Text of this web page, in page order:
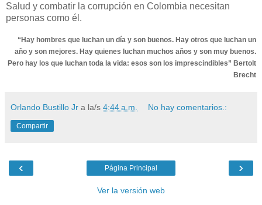
Salud y combatir la corrupción en Colombia necesitan
personas como él.
“Hay hombres que luchan un día y son buenos. Hay otros que luchan un
año y son mejores. Hay quienes luchan muchos años y son muy buenos.
Pero hay los que luchan toda la vida: esos son los imprescindibles” Bertolt
Brecht
Orlando Bustillo Jr a la/s 4:44 a.m. No hay comentarios.:
Compartir
‹ ›
Página Principal
Ver la versión web